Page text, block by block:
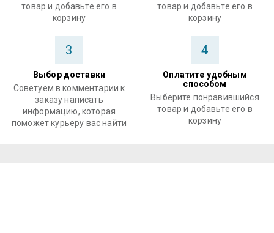
товар и добавьте его в
корзину
товар и добавьте его в
корзину
3
Выбор доставки
Советуем в комментарии к
заказу написать
информацию, которая
поможет курьеру вас найти
4
Оплатите удобным
способом
Выберите понравившийся
товар и добавьте его в
корзину